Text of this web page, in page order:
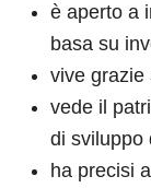
è aperto a
basa su
vive grazie
vede il
di sviluppo
ha precisi